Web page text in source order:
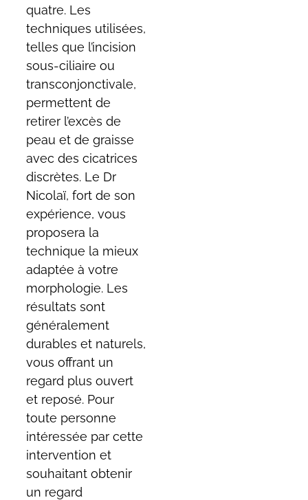
quatre. Les
techniques utilisées,
telles que l’incision
sous-ciliaire ou
transconjonctivale,
permettent de
retirer l’excès de
peau et de graisse
avec des cicatrices
discrètes. Le Dr
Nicolaï, fort de son
expérience, vous
proposera la
technique la mieux
adaptée à votre
morphologie. Les
résultats sont
généralement
durables et naturels,
vous offrant un
regard plus ouvert
et reposé. Pour
toute personne
intéressée par cette
intervention et
souhaitant obtenir
un regard